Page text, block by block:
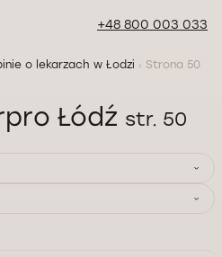
+48 800 003 033
o lekarzach w Łodzi Strona 50
Łódź str. 50